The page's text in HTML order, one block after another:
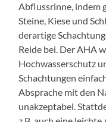
Abflussrinne, indem
Steine, Kiese und
derartige
Reide bei. Der AHA
Hochwasserschutz
Schachtungen
Absprache mit den
unakzeptabel.